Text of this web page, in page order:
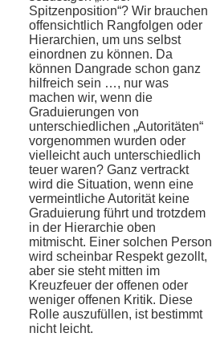
Spitzenposition“? Wir brauchen
offensichtlich Rangfolgen oder
Hierarchien, um uns selbst
einordnen zu können. Da
können Dangrade schon ganz
hilfreich sein …, nur was
machen wir, wenn die
Graduierungen von
unterschiedlichen „Autoritäten“
vorgenommen wurden oder
vielleicht auch unterschiedlich
teuer waren? Ganz vertrackt
wird die Situation, wenn eine
vermeintliche Autorität keine
Graduierung führt und trotzdem
in der Hierarchie oben
mitmischt. Einer solchen Person
wird scheinbar Respekt gezollt,
aber sie steht mitten im
Kreuzfeuer der offenen oder
weniger offenen Kritik. Diese
Rolle auszufüllen, ist bestimmt
nicht leicht.